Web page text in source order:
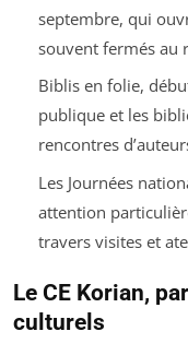
septembre, qui
souvent fermés au
Biblis en folie,
publique et les
rencontres
Les Journées
attention
travers visites et
Le CE Korian,
culturels